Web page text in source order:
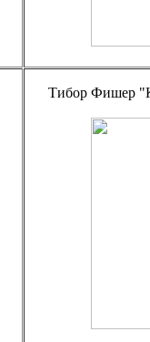
Тибор Фишер